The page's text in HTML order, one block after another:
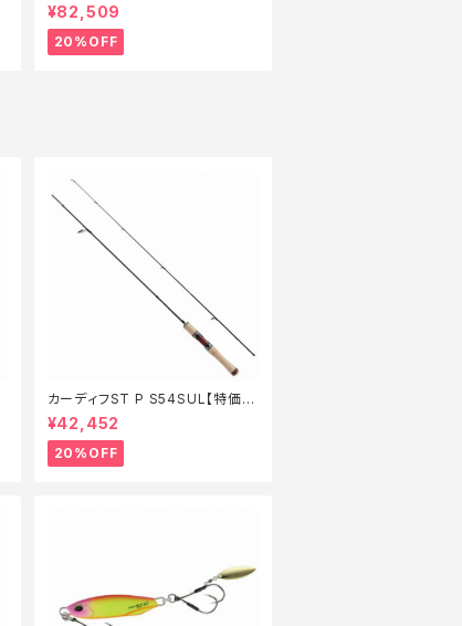
¥82,509
20%OFF
カーディフST P S54SUL【特価ロ
ッド】【20】
¥42,452
20%OFF